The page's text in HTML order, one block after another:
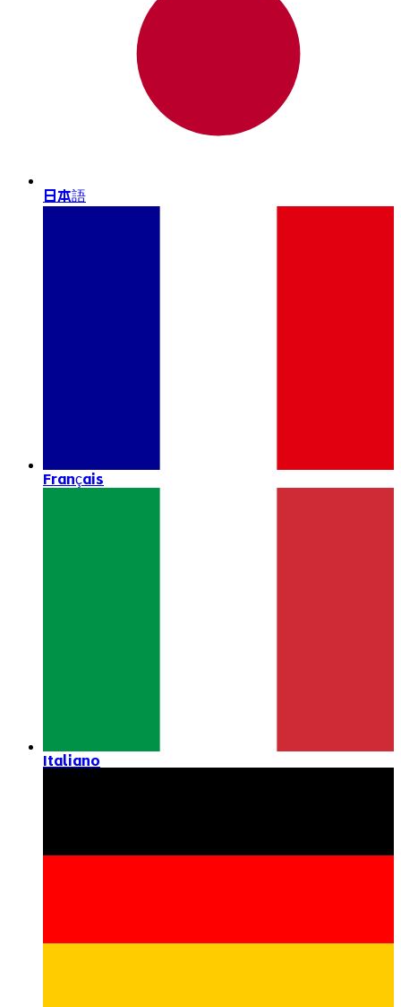
日本語
Français
Italiano